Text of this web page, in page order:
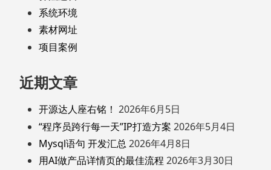
系统环境
素材网址
项目案例
近期文章
开源达人座右铭！ 2026年6月5日
“程序员跨行每一天”IP打造方案 2026年5月4日
Mysql语句 开发汇总 2026年4月8日
用AI做产品详情页的最佳流程 2026年3月30日